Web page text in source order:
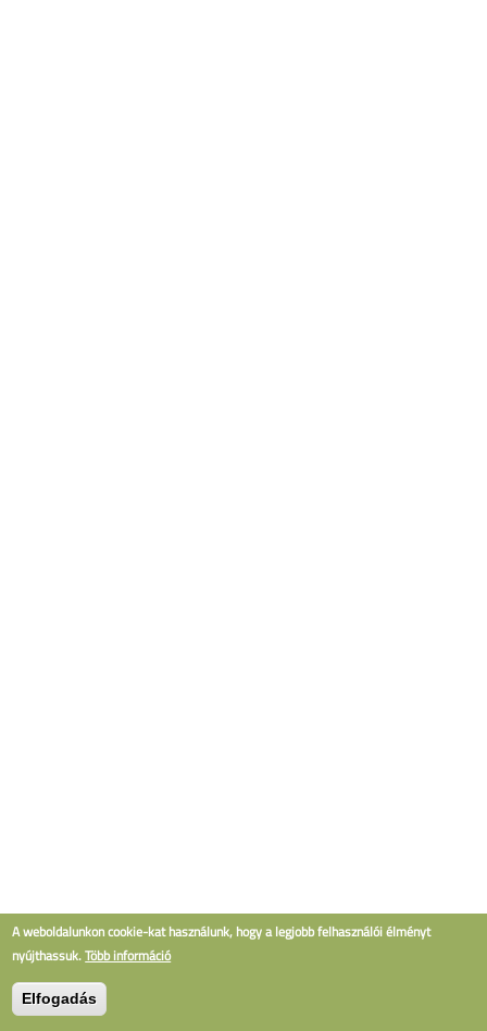
A weboldalunkon cookie-kat használunk, hogy a legjobb felhasználói élményt
nyújthassuk.Több információ
Elfogadás